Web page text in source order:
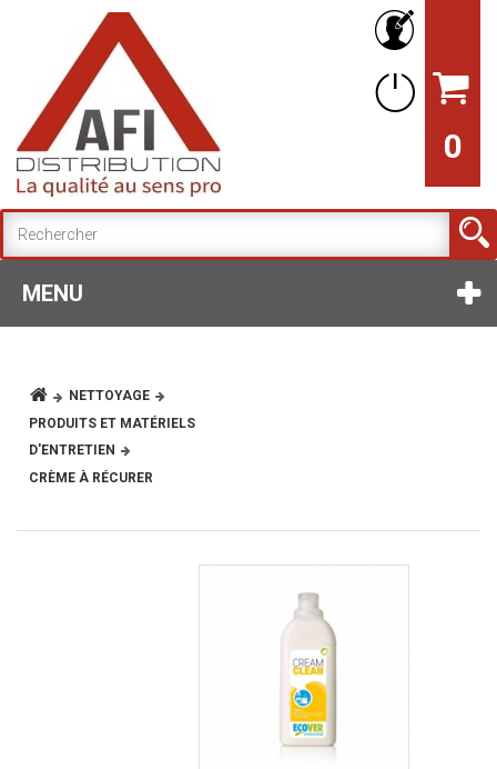
0
MENU
NETTOYAGE
PRODUITS ET MATÉRIELS
D'ENTRETIEN
CRÈME À RÉCURER